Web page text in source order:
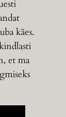
käes.
et ma